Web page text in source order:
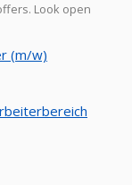
Look open
(m/w)